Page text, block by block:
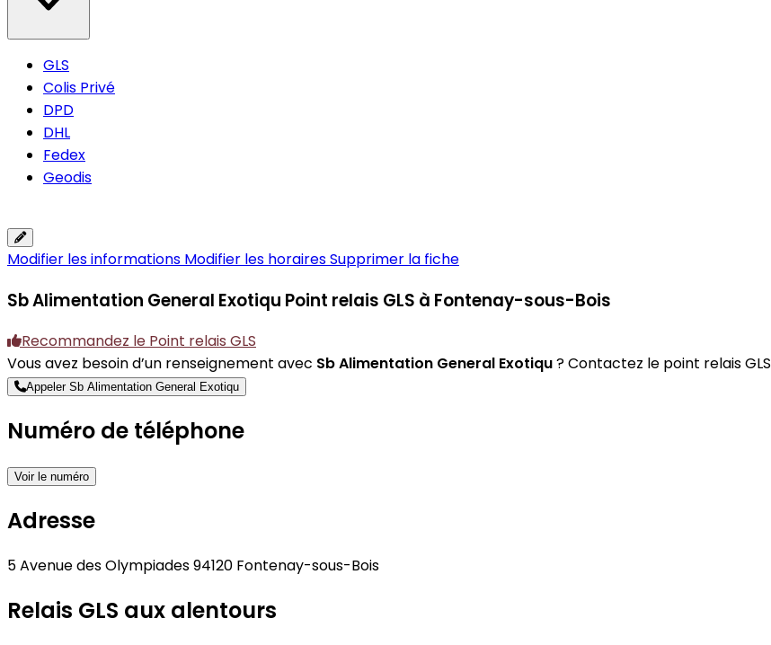
GLS
Colis Privé
DPD
DHL
Fedex
Geodis
Modifier les informations Modifier les horairesSupprimer la fiche
Sb Alimentation General Exotiqu Point relais GLS à Fontenay-sous-Bois
Recommandez le Point relais GLS
Vous avez besoin d’un renseignement avec Sb Alimentation General Exotiqu? Contactez le point relais GLS
Appeler Sb Alimentation General Exotiqu
Numéro de téléphone
Voir le numéro
Adresse
5 Avenue des Olympiades 94120 Fontenay-sous-Bois
Relais GLS aux alentours